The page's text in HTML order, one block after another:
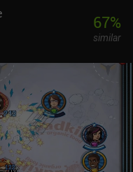
de ternura y amor,
positivos y
por nuestros seres
con nuestra
trabajo a la hora de
y los personajes.Bring
$ en iOS. Si te gustan
vibrantes, música
de echarle un vistazo a
67%
similar